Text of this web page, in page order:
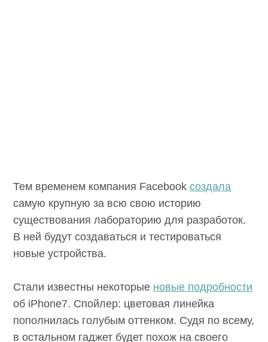
Тем временем компания Facebookсоздала
самую крупную за всю свою историю
существования лабораторию для разработок.
В ней будут создаваться и тестироваться
новые устройства.
Стали известны некоторые новые подробности
об iPhone7. Спойлер: цветовая линейка
пополнилась голубым оттенком. Судя по всему,
в остальном гаджет будет похож на своего